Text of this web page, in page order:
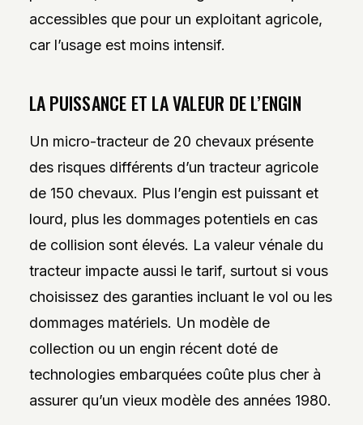
accessibles que pour un exploitant agricole,
car l’usage est moins intensif.
LA PUISSANCE ET LA VALEUR DE L’ENGIN
Un micro-tracteur de 20 chevaux présente
des risques différents d’un tracteur agricole
de 150 chevaux. Plus l’engin est puissant et
lourd, plus les dommages potentiels en cas
de collision sont élevés. La valeur vénale du
tracteur impacte aussi le tarif, surtout si vous
choisissez des garanties incluant le vol ou les
dommages matériels. Un modèle de
collection ou un engin récent doté de
technologies embarquées coûte plus cher à
assurer qu’un vieux modèle des années 1980.